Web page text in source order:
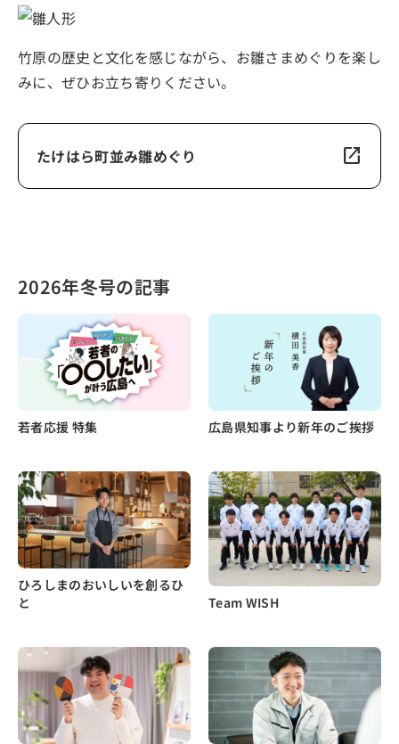
竹原の歴史と文化を感じながら、お雛さまめぐりを楽し
みに、ぜひお立ち寄りください。
たけはら町並み雛めぐり open_in_new
2026年冬号の記事
若者応援 特集 広島県知事より新年のご挨拶
ひろしまのおいしいを創るひ
と
Team WISH